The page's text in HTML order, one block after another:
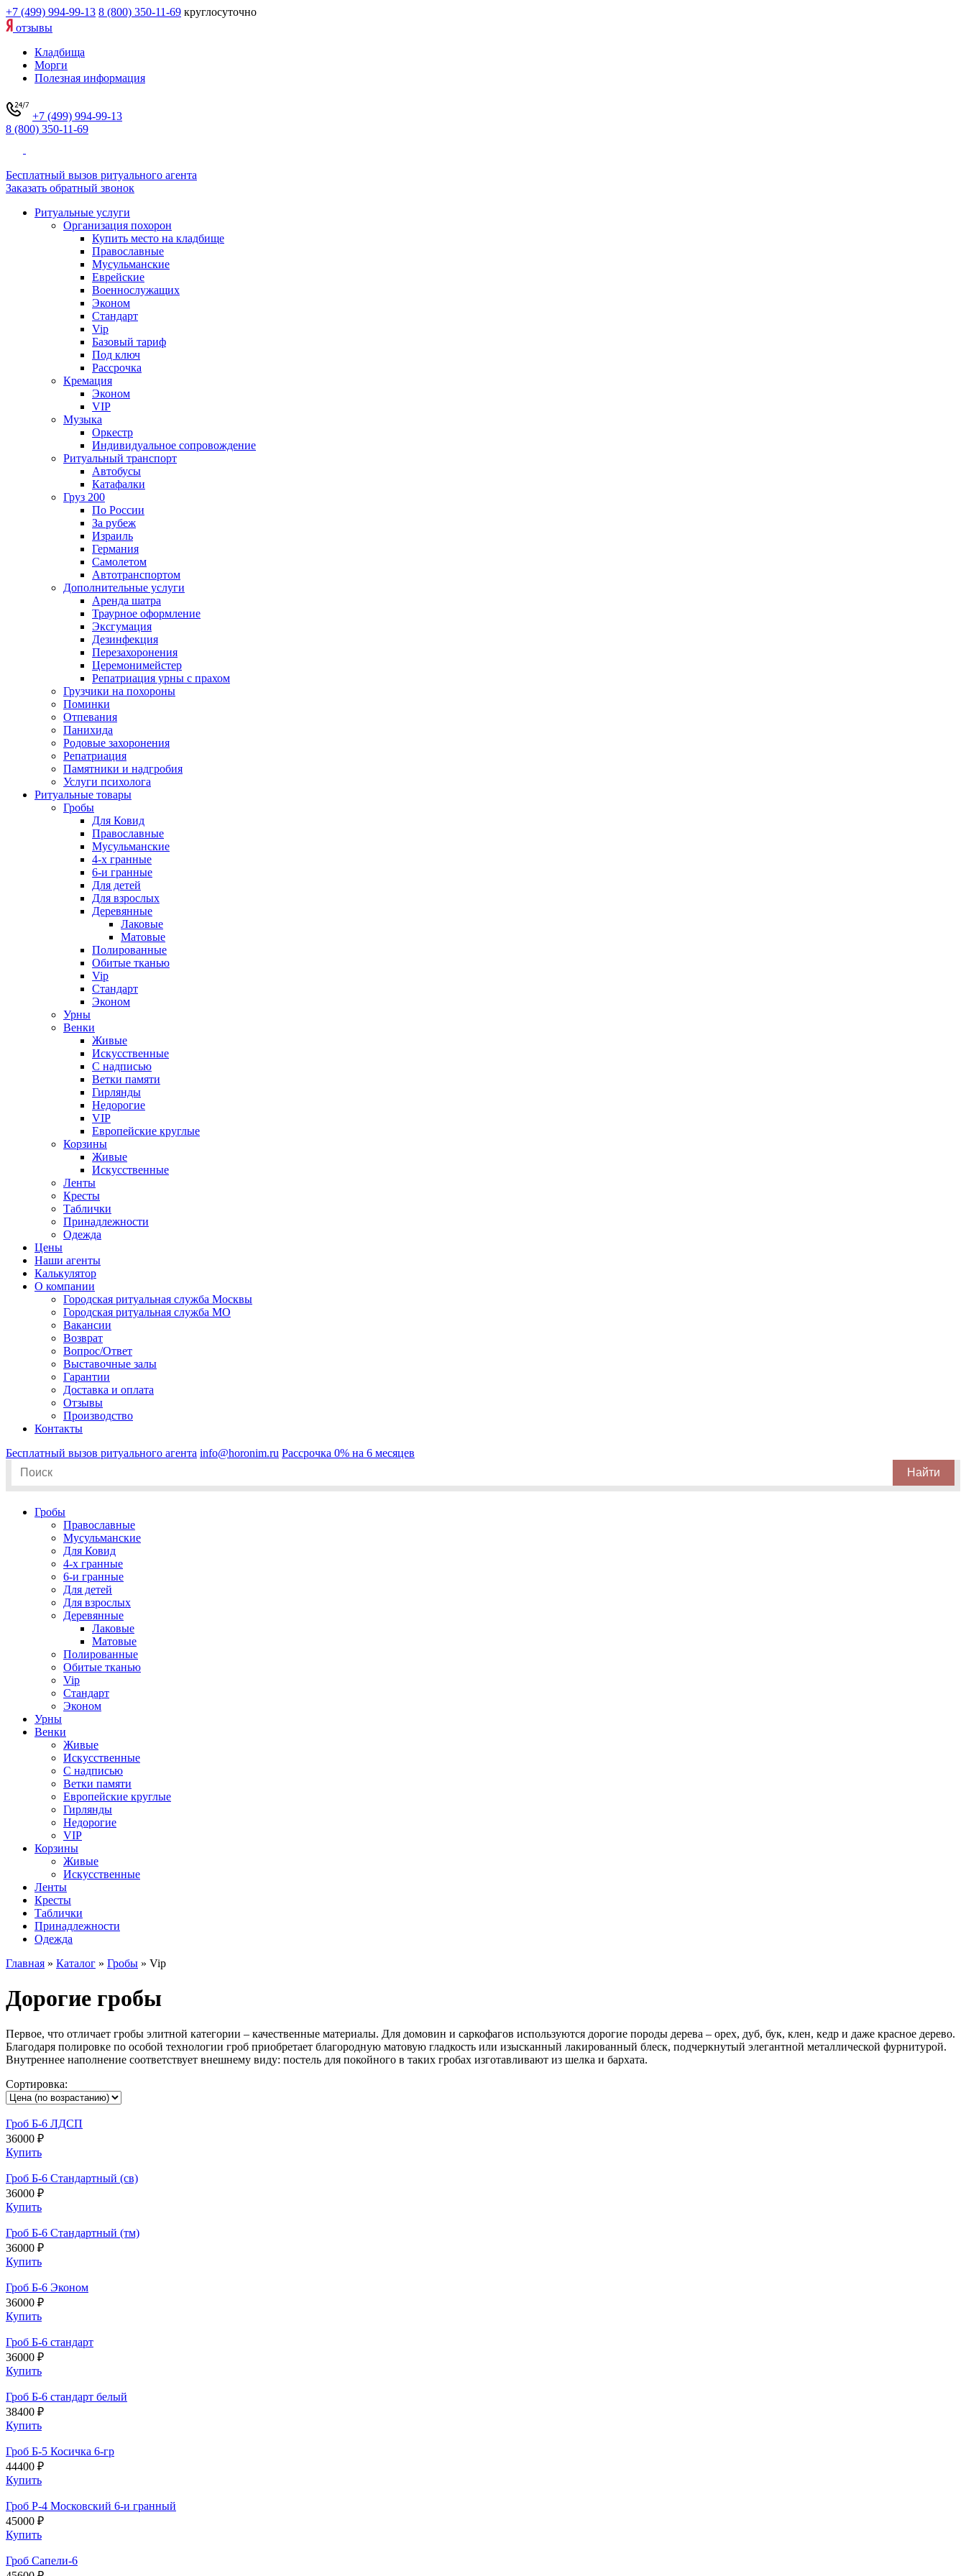
+7 (499) 994-99-13 8 (800) 350-11-69 круглосуточно
отзывы
Кладбища
Морги
Полезная информация
+7 (499) 994-99-13
8 (800) 350-11-69
Бесплатный вызов ритуального агента
Заказать обратный звонок
Ритуальные услуги
Организация похорон
Купить место на кладбище
Православные
Мусульманские
Еврейские
Военнослужащих
Эконом
Стандарт
Vip
Базовый тариф
Под ключ
Рассрочка
Кремация
Эконом
VIP
Музыка
Оркестр
Индивидуальное сопровождение
Ритуальный транспорт
Автобусы
Катафалки
Груз 200
По России
За рубеж
Израиль
Германия
Самолетом
Автотранспортом
Дополнительные услуги
Аренда шатра
Траурное оформление
Эксгумация
Дезинфекция
Перезахоронения
Церемонимейстер
Репатриация урны с прахом
Грузчики на похороны
Поминки
Отпевания
Панихида
Родовые захоронения
Репатриация
Памятники и надгробия
Услуги психолога
Ритуальные товары
Гробы
Для Ковид
Православные
Мусульманские
4-х гранные
6-и гранные
Для детей
Для взрослых
Деревянные
Лаковые
Матовые
Полированные
Обитые тканью
Vip
Стандарт
Эконом
Урны
Венки
Живые
Искусственные
С надписью
Ветки памяти
Гирлянды
Недорогие
VIP
Европейские круглые
Корзины
Живые
Искусственные
Ленты
Кресты
Таблички
Принадлежности
Одежда
Цены
Наши агенты
Калькулятор
О компании
Городская ритуальная служба Москвы
Городская ритуальная служба МО
Вакансии
Возврат
Вопрос/Ответ
Выставочные залы
Гарантии
Доставка и оплата
Отзывы
Производство
Контакты
Бесплатный вызов ритуального агента info@horonim.ru Рассрочка 0% на 6 месяцев
for:
Гробы
Православные
Мусульманские
Для Ковид
4-х гранные
6-и гранные
Для детей
Для взрослых
Деревянные
Лаковые
Матовые
Полированные
Обитые тканью
Vip
Стандарт
Эконом
Урны
Венки
Живые
Искусственные
С надписью
Ветки памяти
Европейские круглые
Гирлянды
Недорогие
VIP
Корзины
Живые
Искусственные
Ленты
Кресты
Таблички
Принадлежности
Одежда
Главная » Каталог » Гробы » Vip
Дорогие гробы
Первое, что отличает гробы элитной категории – качественные материалы. Для домовин и саркофагов используются дорогие породы дерева – орех, дуб, бук, клен, кедр и даже красное дерево.
Благодаря полировке по особой технологии гроб приобретает благородную матовую гладкость или изысканный лакированный блеск, подчеркнутый элегантной металлической фурнитурой.
Внутреннее наполнение соответствует внешнему виду: постель для покойного в таких гробах изготавливают из шелка и бархата.
Сортировка:
Гроб Б-6 ЛДСП
36000 ₽
Купить
Гроб Б-6 Стандартный (св)
36000 ₽
Купить
Гроб Б-6 Стандартный (тм)
36000 ₽
Купить
Гроб Б-6 Эконом
36000 ₽
Купить
Гроб Б-6 стандарт
36000 ₽
Купить
Гроб Б-6 стандарт белый
38400 ₽
Купить
Гроб Б-5 Косичка 6-гр
44400 ₽
Купить
Гроб Р-4 Московский 6-и гранный
45000 ₽
Купить
Гроб Сапели-6